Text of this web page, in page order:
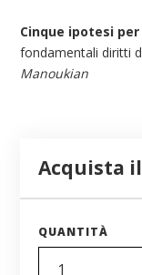
Cinque ipotesi
fondamentali diritti
Manoukian
Acquista
QUANTITÀ